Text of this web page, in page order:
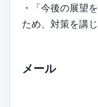
・「今後の展望
ため、対策を講
メール